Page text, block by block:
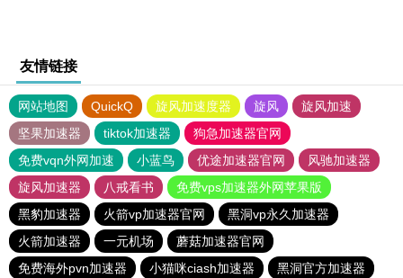
友情链接
网站地图 QuickQ 旋风加速度器 旋风
旋风加速
坚果加速器
tiktok加速器
狗急加速器官网
免费vqn外网加速
小蓝鸟 优途加速器官网
风驰加速器
旋风加速器
八戒看书
免费vps加速器外网苹果版
黑豹加速器
火箭vp加速器官网
黑洞vp永久加速器
火箭加速器
一元机场
蘑菇加速器官网
免费海外pvn加速器
小猫咪ciash加速器
黑洞官方加速器